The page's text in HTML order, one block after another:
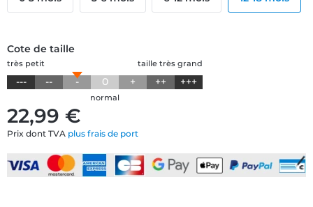
22,99 €
Prix dont TVA plus frais de port
Cote de taille
taille très grand
très petit
--- -- - 0 + ++ +++
normal